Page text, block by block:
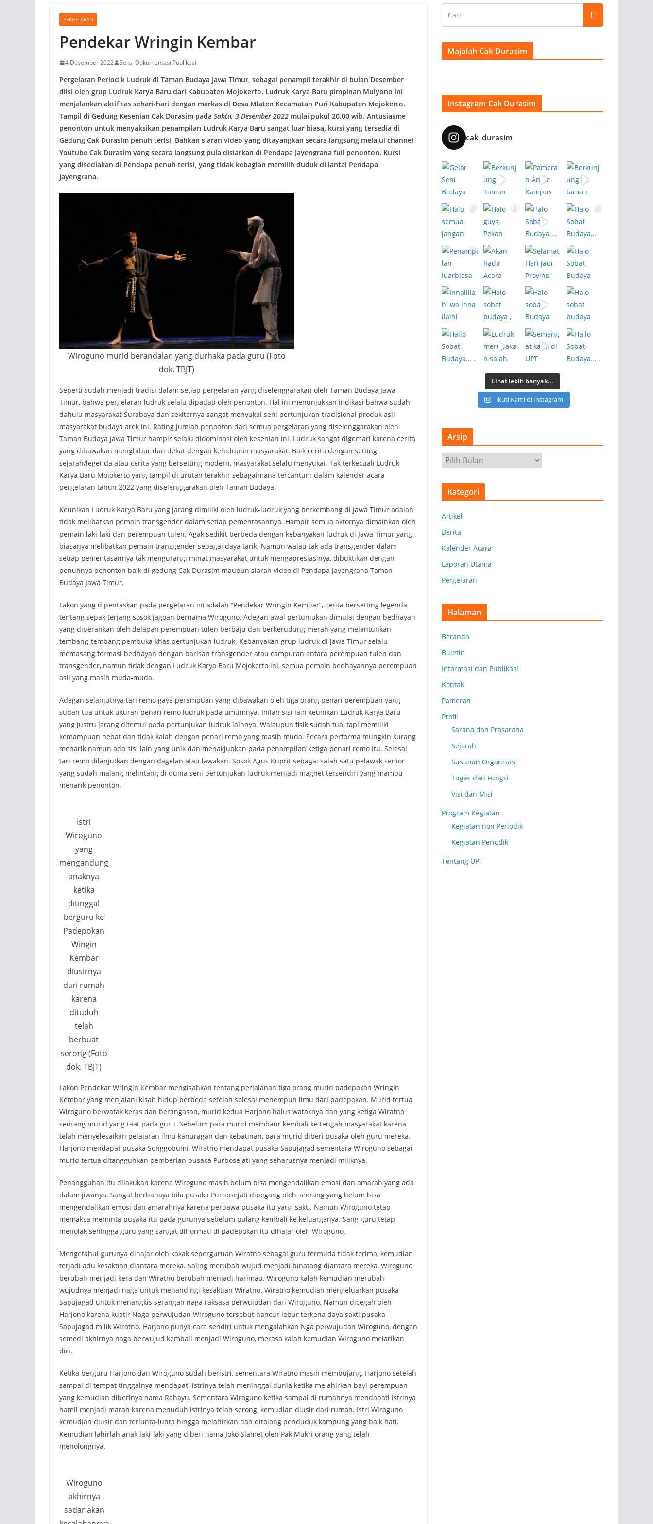
PERGELARAN
Pendekar Wringin Kembar
4 Desember 2022 Seksi Dokumentasi Publikasi
Pergelaran Periodik Ludruk di Taman Budaya Jawa Timur, sebagai penampil terakhir di bulan Desember
diisi oleh grup Ludruk Karya Baru dari Kabupaten Mojokerto. Ludruk Karya Baru pimpinan Mulyono ini
menjalankan aktifitas sehari-hari dengan markas di Desa Mlaten Kecamatan Puri Kabupaten Mojokerto.
Tampil di Gedung Kesenian Cak Durasim pada Sabtu, 3 Desember 2022 mulai pukul 20.00 wib. Antusiasme
penonton untuk menyaksikan penampilan Ludruk Karya Baru sangat luar biasa, kursi yang tersedia di
Gedung Cak Durasim penuh terisi. Bahkan siaran video yang ditayangkan secara langsung melalui channel
Youtube Cak Durasim yang secara langsung pula disiarkan di Pendapa Jayengrana full penonton. Kursi
yang disediakan di Pendapa penuh terisi, yang tidak kebagian memilih duduk di lantai Pendapa
Jayengrana.
Wiroguno murid berandalan yang durhaka pada guru (Foto
dok. TBJT)
Seperti sudah menjadi tradisi dalam setiap pergelaran yang diselenggarakan oleh Taman Budaya Jawa
Timur, bahwa pergelaran ludruk selalu dipadati oleh penonton. Hal ini menunjukkan indikasi bahwa sudah
dahulu masyarakat Surabaya dan sekitarnya sangat menyukai seni pertunjukan tradisional produk asli
masyarakat budaya arek ini. Rating jumlah penonton dari semua pergelaran yang diselenggarakan oleh
Taman Budaya Jawa Timur hampir selalu didominasi oleh kesenian ini. Ludruk sangat digemari karena cerita
yang dibawakan menghibur dan dekat dengan kehidupan masyarakat. Baik cerita dengan setting
sejarah/legenda atau cerita yang bersetting modern, masyarakat selalu menyukai. Tak terkecuali Ludruk
Karya Baru Mojokerto yang tampil di urutan terakhir sebagaimana tercantum dalam kalender acara
pergelaran tahun 2022 yang diselenggarakan oleh Taman Budaya.
Keunikan Ludruk Karya Baru yang jarang dimiliki oleh ludruk-ludruk yang berkembang di Jawa Timur adalah
tidak melibatkan pemain transgender dalam setiap pementasannya. Hampir semua aktornya dimainkan oleh
pemain laki-laki dan perempuan tulen. Agak sedikit berbeda dengan kebanyakan ludruk di Jawa Timur yang
biasanya melibatkan pemain transgender sebagai daya tarik. Namun walau tak ada transgender dalam
setiap pementasannya tak mengurangi minat masyarakat untuk mengapresiasinya, dibuktikan dengan
penuhnya penonton baik di gedung Cak Durasim maupun siaran video di Pendapa Jayengrana Taman
Budaya Jawa Timur.
Lakon yang dipentaskan pada pergelaran ini adalah “Pendekar Wringin Kembar”, cerita bersetting legenda
tentang sepak terjang sosok jagoan bernama Wiroguno. Adegan awal pertunjukan dimulai dengan bedhayan
yang diperankan oleh delapan perempuan tulen berbaju dan berkerudung merah yang melantunkan
tembang-tembang pembuka khas pertunjukan ludruk. Kebanyakan grup ludruk di Jawa Timur selalu
memasang formasi bedhayan dengan barisan transgender atau campuran antara perempuan tulen dan
transgender, namun tidak dengan Ludruk Karya Baru Mojokerto ini, semua pemain bedhayannya perempuan
asli yang masih muda-muda.
Adegan selanjutnya tari remo gaya perempuan yang dibawakan oleh tiga orang penari perempuan yang
sudah tua untuk ukuran penari remo ludruk pada umumnya. Inilah sisi lain keunikan Ludruk Karya Baru
yang justru jarang ditemui pada pertunjukan ludruk lainnya. Walaupun fisik sudah tua, tapi memiliki
kemampuan hebat dan tidak kalah dengan penari remo yang masih muda. Secara performa mungkin kurang
menarik namun ada sisi lain yang unik dan menakjubkan pada penampilan ketiga penari remo itu. Selesai
tari remo dilanjutkan dengan dagelan atau lawakan. Sosok Agus Kuprit sebagai salah satu pelawak senior
yang sudah malang melintang di dunia seni pertunjukan ludruk menjadi magnet tersendiri yang mampu
menarik penonton.
Istri
Wiroguno
yang
mengandung
anaknya
ketika
ditinggal
berguru ke
Padepokan
Wingin
Kembar
diusirnya
dari rumah
karena
dituduh
telah
berbuat
serong (Foto
dok. TBJT)
Lakon Pendekar Wringin Kembar mengisahkan tentang perjalanan tiga orang murid padepokan Wringin
Kembar yang menjalani kisah hidup berbeda setelah selesai menempuh ilmu dari padepokan. Murid tertua
Wiroguno berwatak keras dan berangasan, murid kedua Harjono halus wataknya dan yang ketiga Wiratno
seorang murid yang taat pada guru. Sebelum para murid membaur kembali ke tengah masyarakat karena
telah menyelesaikan pelajaran ilmu kanuragan dan kebatinan, para murid diberi pusaka oleh guru mereka.
Harjono mendapat pusaka Songgobumi, Wiratno mendapat pusaka Sapujagad sementara Wiroguno sebagai
murid tertua ditangguhkan pemberian pusaka Purbosejati yang seharusnya menjadi miliknya.
Penangguhan itu dilakukan karena Wiroguno masih belum bisa mengendalikan emosi dan amarah yang ada
dalam jiwanya. Sangat berbahaya bila pusaka Purbosejati dipegang oleh seorang yang belum bisa
mengendalikan emosi dan amarahnya karena perbawa pusaka itu yang sakti. Namun Wiroguno tetap
memaksa meminta pusaka itu pada gurunya sebelum pulang kembali ke keluarganya. Sang guru tetap
menolak sehingga guru yang sangat dihormati di padepokan itu dihajar oleh Wiroguno.
Mengetahui gurunya dihajar oleh kakak seperguruan Wiratno sebagai guru termuda tidak terima, kemudian
terjadi adu kesaktian diantara mereka. Saling merubah wujud menjadi binatang diantara mereka, Wiroguno
berubah menjadi kera dan Wiratno berubah menjadi harimau. Wiroguno kalah kemudian merubah
wujudnya menjadi naga untuk menandingi kesaktian Wiratno. Wiratno kemudian mengeluarkan pusaka
Sapujagad untuk menangkis serangan naga raksasa perwujudan dari Wiroguno. Namun dicegah oleh
Harjono karena kuatir Naga perwujudan Wiroguno tersebut hancur lebur terkena daya sakti pusaka
Sapujagad milik Wiratno. Harjono punya cara sendiri untuk mengalahkan Nga perwujudan Wiroguno, dengan
semedi akhirnya naga berwujud kembali menjadi Wiroguno, merasa kalah kemudian Wiroguno melarikan
diri.
Ketika berguru Harjono dan Wiroguno sudah beristri, sementara Wiratno masih membujang. Harjono setelah
sampai di tempat tinggalnya mendapati istrinya telah meninggal dunia ketika melahirkan bayi perempuan
yang kemudian diberinya nama Rahayu. Sementara Wiroguno ketika sampai di rumahnya mendapati istrinya
hamil menjadi marah karena menuduh istrinya telah serong, kemudian diusir dari rumah. Istri Wiroguno
kemudian diusir dan terlunta-lunta hingga melahirkan dan ditolong penduduk kampung yang baik hati.
Kemudian lahirlah anak laki-laki yang diberi nama Joko Slamet oleh Pak Mukri orang yang telah
menolongnya.
Wiroguno
akhirnya
sadar akan
Majalah Cak Durasim
Instagram Cak Durasim
cak_durasim
Lihat lebih banyak...
Ikuti Kami di Instagram
Arsip
r
s
Kategori
Artikel
Berita
Kalender Acara
Laporan Utama
Pergelaran
Halaman
Beranda
Buletin
Informasi dan Publikasi
Kontak
Pameran
Profil
Sarana dan Prasarana
Sejarah
Susunan Organisasi
Tugas dan Fungsi
Visi dan Misi
Program Kegiatan
Kegiatan non Periodik
Kegiatan Periodik
Tentang UPT